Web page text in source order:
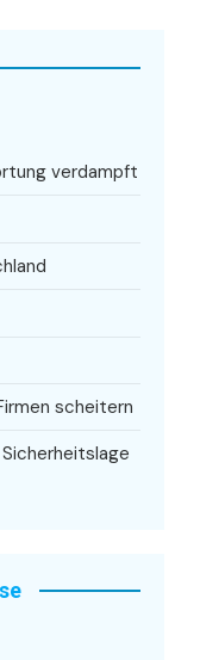
verdampft
scheitern